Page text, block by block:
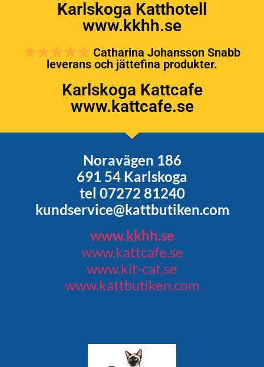
Karlskoga Katthotell
www.kkhh.se
Catharina Johansson Snabb
leverans och jättefina produkter.
Karlskoga Kattcafe
www.kattcafe.se
Noravägen 186
691 54 Karlskoga
tel 07272 81240
kundservice@kattbutiken.com
www.kkhh.se
www.kattcafe.se
www.kit-cat.se
www.kattbutiken.com